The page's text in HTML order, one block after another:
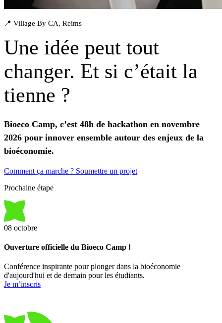
📍 Village By CA, Reims
Une idée peut tout
changer. Et si c’était la
tienne ?
Bioeco Camp, c’est 48h de hackathon en novembre
2026 pour innover ensemble autour des enjeux de la
bioéconomie.
Comment ça marche ? Soumettre un projet
Prochaine étape
08 octobre
Ouverture officielle du Bioeco Camp !
Conférence inspirante pour plonger dans la bioéconomie
d'aujourd'hui et de demain pour les étudiants.
Je m’inscris